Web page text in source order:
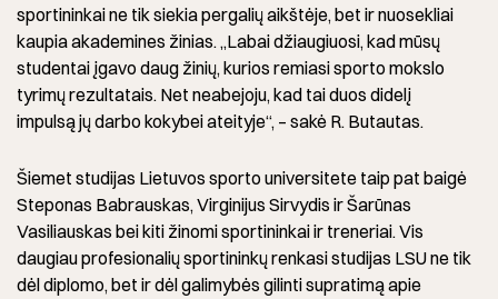
sportininkai ne tik siekia pergalių aikštėje, bet ir nuosekliai
kaupia akademines žinias. „Labai džiaugiuosi, kad mūsų
studentai įgavo daug žinių, kurios remiasi sporto mokslo
tyrimų rezultatais. Net neabejoju, kad tai duos didelį
impulsą jų darbo kokybei ateityje“, – sakė R. Butautas.
Šiemet studijas Lietuvos sporto universitete taip pat baigė
Steponas Babrauskas, Virginijus Sirvydis ir Šarūnas
Vasiliauskas bei kiti žinomi sportininkai ir treneriai. Vis
daugiau profesionalių sportininkų renkasi studijas LSU ne tik
dėl diplomo, bet ir dėl galimybės gilinti supratimą apie